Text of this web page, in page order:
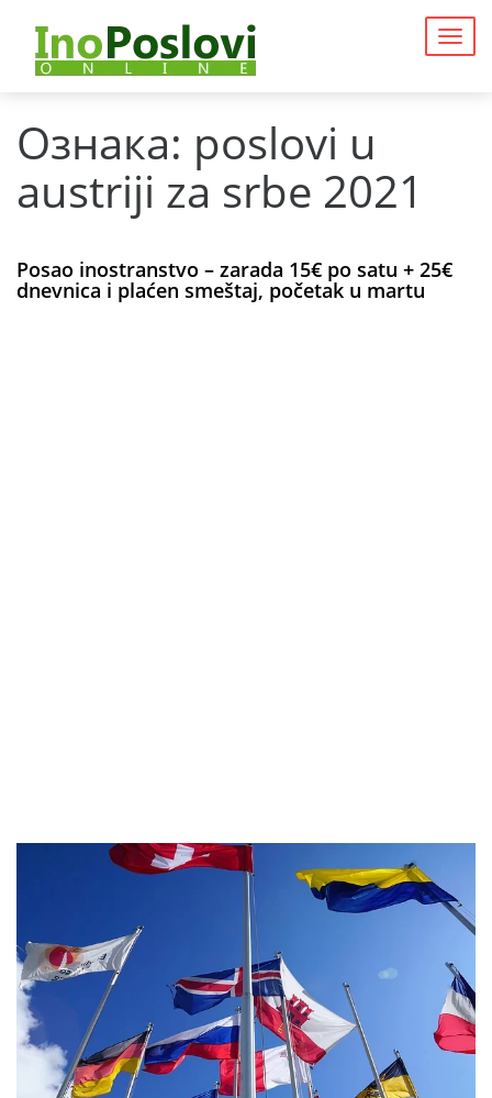
Ознака: poslovi u
austriji za srbe 2021
Posao inostranstvo – zarada 15€ po satu + 25€
dnevnica i plaćen smeštaj, početak u martu